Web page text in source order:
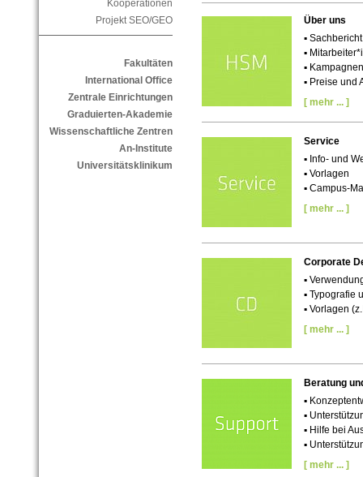
Kooperationen
Projekt SEO/GEO
Fakultäten
International Office
Zentrale Einrichtungen
Graduierten-Akademie
Wissenschaftliche Zentren
An-Institute
Universitätsklinikum
Über uns
▪
▪
▪
▪ Preise und
[ mehr ... ]
Service
▪ Info- und
▪ Vorlagen
▪ Campus-
[ mehr ... ]
Corporate
▪
▪ Typografie
▪ Vorlagen
[ mehr ... ]
Beratung
▪
▪
▪ Hilfe bei
▪
[ mehr ... ]